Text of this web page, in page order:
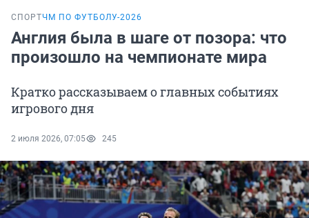
СПОРТЧМ ПО ФУТБОЛУ-2026
Англия была в шаге от позора: что
произошло на чемпионате мира
Кратко рассказываем о главных событиях
игрового дня
2 июля 2026, 07:05 245